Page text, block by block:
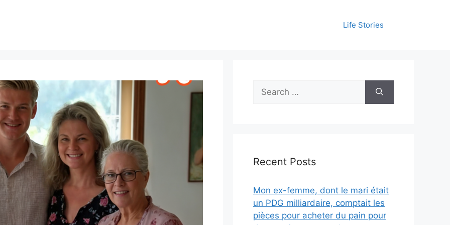
Life Stories
Search
for:
Recent Posts
Mon ex-femme, dont le mari était
un PDG milliardaire, comptait les
pièces pour acheter du pain pour